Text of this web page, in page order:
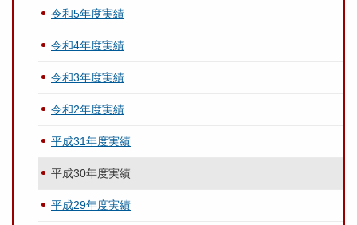
令和5年度実績
令和4年度実績
令和3年度実績
令和2年度実績
平成31年度実績
平成30年度実績
平成29年度実績